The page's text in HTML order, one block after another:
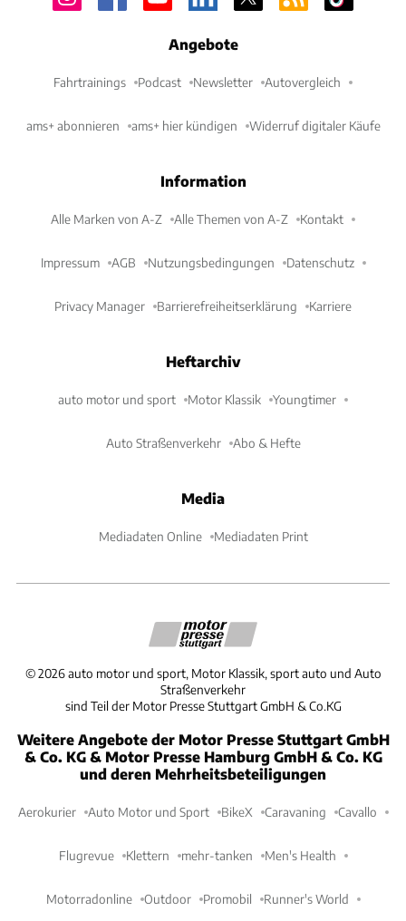
Angebote
Fahrtrainings Podcast Newsletter Autovergleich
ams+ abonnieren ams+ hier kündigen Widerruf digitaler Käufe
Information
Alle Marken von A-Z Alle Themen von A-Z Kontakt
Impressum AGB Nutzungsbedingungen Datenschutz
Privacy Manager Barrierefreiheitserklärung Karriere
Heftarchiv
auto motor und sport Motor Klassik Youngtimer
Auto Straßenverkehr Abo & Hefte
Media
Mediadaten Online Mediadaten Print
©2026 auto motor und sport, Motor Klassik, sport auto und Auto
Straßenverkehr
sind Teil der Motor Presse Stuttgart GmbH & Co.KG
Weitere Angebote der Motor Presse Stuttgart GmbH
& Co. KG & Motor Presse Hamburg GmbH & Co. KG
und deren Mehrheitsbeteiligungen
Aerokurier Auto Motor und Sport BikeX Caravaning Cavallo
Flugrevue Klettern mehr-tanken Men's Health
Motorradonline Outdoor Promobil Runner's World